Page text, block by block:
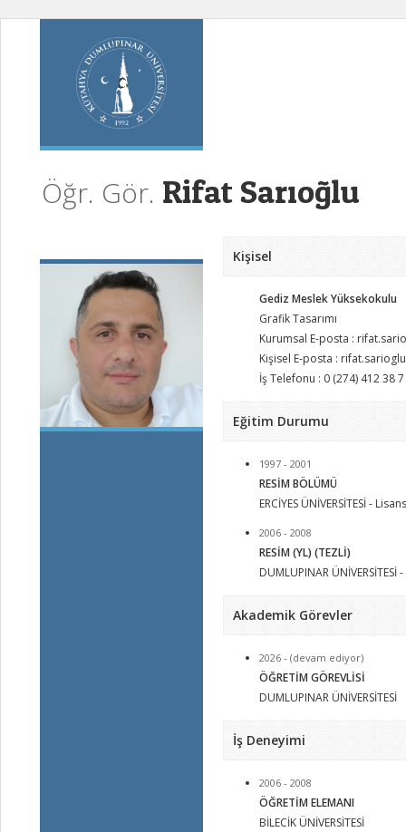
Öğr. Gör. Rifat Sarıoğlu
Kişisel
Gediz Meslek Yüksekokulu
Grafik Tasarımı
Kurumsal E-posta :
Kişisel E-posta :
İş Telefonu : 0 (274) 412 38 7
Eğitim Durumu
1997 - 2001
RESİM BÖLÜMÜ
ERCİYES ÜNİVERSİTESİ -
2006 - 2008
RESİM (YL) (TEZLİ)
DUMLUPINAR
Akademik Görevler
2026 - (devam ediyor)
ÖĞRETİM GÖREVLİSİ
DUMLUPINAR ÜNİVERSİTESİ
İş Deneyimi
2006 - 2008
ÖĞRETİM ELEMANI
BİLECİK ÜNİVERSİTESİ